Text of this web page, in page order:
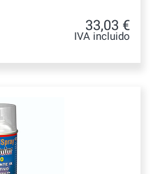
33,03 €
IVA incluido